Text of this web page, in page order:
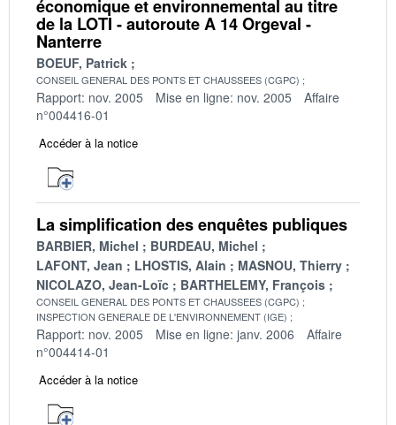
économique et environnemental au titre
de la LOTI - autoroute A 14 Orgeval -
Nanterre
BOEUF, Patrick
CONSEIL GENERAL DES PONTS ET CHAUSSEES (CGPC)
Rapport: nov. 2005 Mise en ligne: nov. 2005
Affaire
n°004416-01
Accéder à la notice
La simplification des enquêtes publiques
BARBIER, Michel
BURDEAU, Michel
LAFONT, Jean
LHOSTIS, Alain
MASNOU, Thierry
NICOLAZO, Jean-Loïc
BARTHELEMY, François
CONSEIL GENERAL DES PONTS ET CHAUSSEES (CGPC)
INSPECTION GENERALE DE L'ENVIRONNEMENT (IGE)
Rapport: nov. 2005 Mise en ligne: janv. 2006
Affaire
n°004414-01
Accéder à la notice